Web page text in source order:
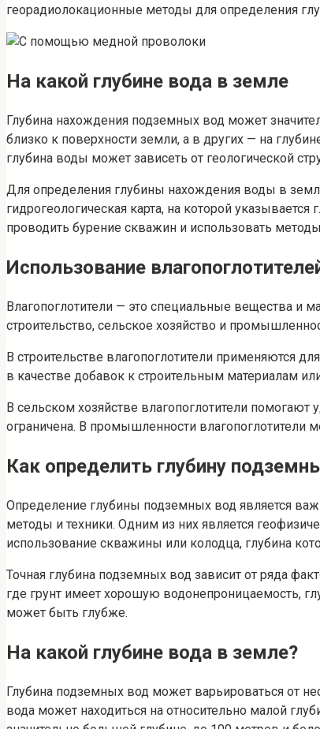
георадиолокационные методы для определения
На какой глубине вода в земле
Глубина нахождения подземных вод может
близко к поверхности земли, а в других — на
глубина воды может зависеть от геологической
Для определения глубины нахождения воды в
гидрогеологическая карта, на которой
проводить бурение скважин и использовать
Использование
Влагопоглотители — это специальные вещества и
строительство, сельское хозяйство и
В строительстве влагопоглотители применяются
в качестве добавок к строительным материалам
В сельском хозяйстве влагопоглотители
ограничена. В промышленности влагопоглотители
Как определить глубину
Определение глубины подземных вод является
методы и техники. Одним из них является
использование скважины или колодца, глубина
Точная глубина подземных вод зависит от ряда
где грунт имеет хорошую водонепроницаемость,
может быть глубже.
На какой глубине вода в земле?
Глубина подземных вод может варьироваться от
вода может находиться на относительно малой